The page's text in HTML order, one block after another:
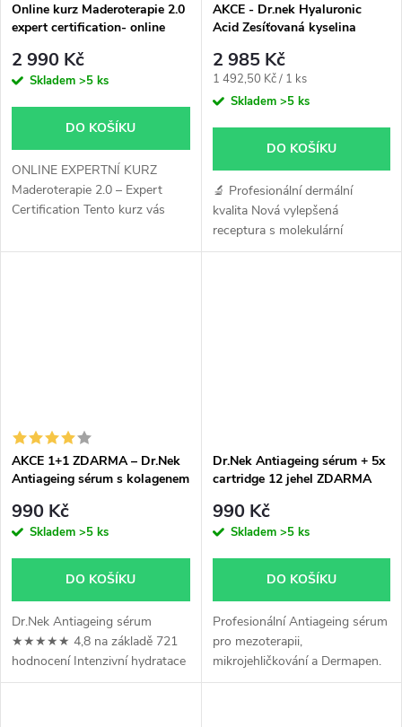
Online kurz Maderoterapie 2.0
expert certification- online
2 990 Kč
Skladem >5 ks
DO KOŠÍKU
ONLINE EXPERTNÍ KURZ
Maderoterapie 2.0 – Expert
Certification Tento kurz vás
vypracovaný ve spolupráci s 4
AKCE - Dr.nek Hyaluronic
Acid Zesíťovaná kyselina
2 985 Kč
Měrná
cena:
1 492,50 Kč / 1 ks
Skladem >5 ks
DO KOŠÍKU
🔬 Profesionální dermální
kvalita Nová vylepšená
receptura s molekulární
hmotností min. 2 000 kDa
AKCE 1+1 ZDARMA – Dr.Nek
Antiageing sérum s kolagenem
990 Kč
Skladem >5 ks
DO KOŠÍKU
Dr.Nek Antiageing sérum
★★★★★ 4,8 na základě 721
hodnocení Intenzivní hydratace
a pevnější pleť s viditelným
Dr.Nek Antiageing sérum + 5x
cartridge 12 jehel ZDARMA
990 Kč
Skladem >5 ks
DO KOŠÍKU
Profesionální Antiageing sérum
pro mezoterapii,
mikrojehličkování a Dermapen.
Obsahuje kyselinu